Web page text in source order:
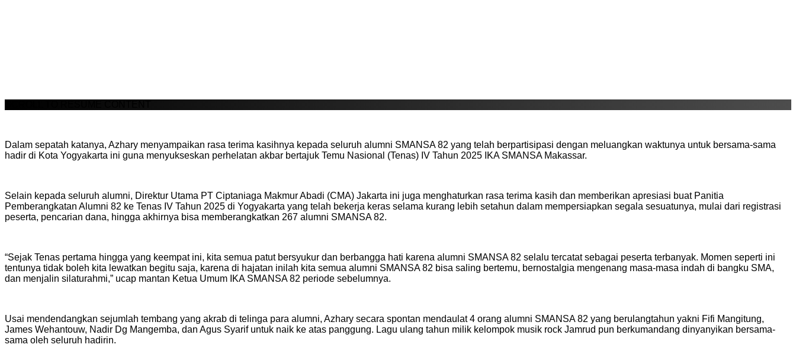
Dalam sepatah katanya, Azhary menyampaikan rasa terima kasihnya kepada seluruh alumni SMANSA 82 yang telah berpartisipasi dengan meluangkan waktunya untuk bersama-sama
hadir di Kota Yogyakarta ini guna menyukseskan perhelatan akbar bertajuk Temu Nasional (Tenas) IV Tahun 2025 IKA SMANSA Makassar.
Selain kepada seluruh alumni, Direktur Utama PT Ciptaniaga Makmur Abadi (CMA) Jakarta ini juga menghaturkan rasa terima kasih dan memberikan apresiasi buat Panitia
Pemberangkatan Alumni 82 ke Tenas IV Tahun 2025 di Yogyakarta yang telah bekerja keras selama kurang lebih setahun dalam mempersiapkan segala sesuatunya, mulai dari registrasi
peserta, pencarian dana, hingga akhirnya bisa memberangkatkan 267 alumni SMANSA 82.
“Sejak Tenas pertama hingga yang keempat ini, kita semua patut bersyukur dan berbangga hati karena alumni SMANSA 82 selalu tercatat sebagai peserta terbanyak. Momen seperti ini
tentunya tidak boleh kita lewatkan begitu saja, karena di hajatan inilah kita semua alumni SMANSA 82 bisa saling bertemu, bernostalgia mengenang masa-masa indah di bangku SMA,
dan menjalin silaturahmi,” ucap mantan Ketua Umum IKA SMANSA 82 periode sebelumnya.
Usai mendendangkan sejumlah tembang yang akrab di telinga para alumni, Azhary secara spontan mendaulat 4 orang alumni SMANSA 82 yang berulangtahun yakni Fifi Mangitung,
James Wehantouw, Nadir Dg Mangemba, dan Agus Syarif untuk naik ke atas panggung. Lagu ulang tahun milik kelompok musik rock Jamrud pun berkumandang dinyanyikan bersama-
sama oleh seluruh hadirin.